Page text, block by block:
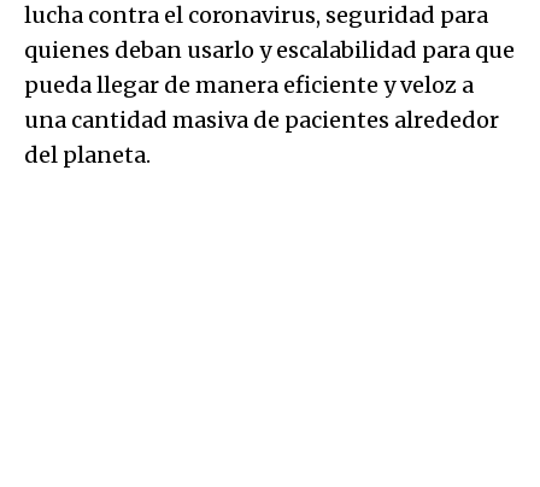
lucha contra el coronavirus, seguridad para
quienes deban usarlo y escalabilidad para que
pueda llegar de manera eficiente y veloz a
una cantidad masiva de pacientes alrededor
del planeta.